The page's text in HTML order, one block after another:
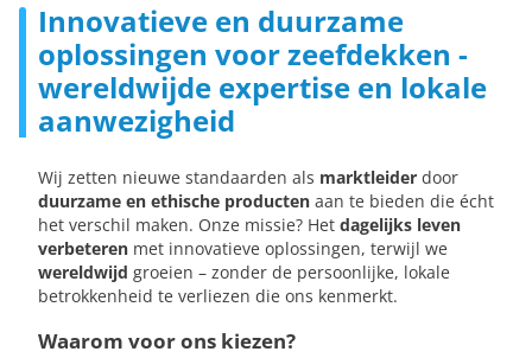
Innovatieve en duurzame
oplossingen voor zeefdekken -
wereldwijde expertise en lokale
aanwezigheid
Wij zetten nieuwe standaarden als marktleider door
duurzame en ethische producten aan te bieden die écht
het verschil maken. Onze missie? Het dagelijks leven
verbeteren met innovatieve oplossingen, terwijl we
wereldwijd groeien – zonder de persoonlijke, lokale
betrokkenheid te verliezen die ons kenmerkt.
Waarom voor ons kiezen?